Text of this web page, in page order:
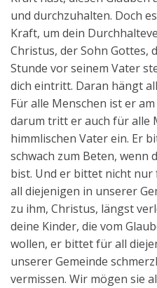
und durchzuhalten. Doch
Kraft, um dein
Christus, der Sohn Gottes,
Stunde vor seinem Vater
dich eintritt. Daran hängt
Für alle Menschen ist er
darum tritt er auch für alle
himmlischen Vater ein. Er
schwach zum Beten, wenn
bist. Und er bittet nicht
all diejenigen in unserer
zu ihm, Christus, längst
deine Kinder, die vom
wollen, er bittet für all
unserer Gemeinde
vermissen. Wir mögen sie